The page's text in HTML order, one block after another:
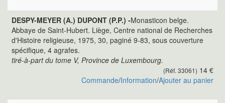
DESPY-MEYER (A.) DUPONT (P.P.) -Monasticon belge.
Abbaye de Saint-Hubert. Liège, Centre national de Recherches
d'Histoire religieuse, 1975, 30, paginé 9-83, sous couverture
spécifique, 4 agrafes.
tiré-à-part du tome V, Province de Luxembourg.
(Réf. 33061) 14 €
Commande/Information/Ajouter au panier